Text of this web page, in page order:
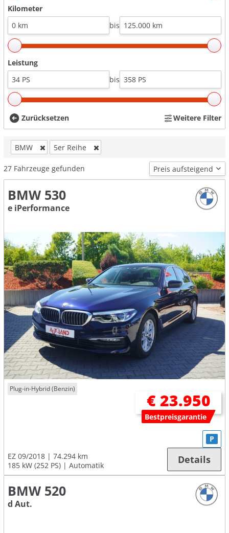
Kilometer
bis
Leistung
bis
Zurücksetzen Weitere Filter
BMW 5er Reihe
27 Fahrzeuge gefunden
BMW 530
e iPerformance
Plug-in-Hybrid (Benzin)
€ 23.950
Bestpreisgarantie
EZ 09/2018
74.294 km
185 kW (252 PS)
Automatik
P
Details
BMW 520
d Aut.